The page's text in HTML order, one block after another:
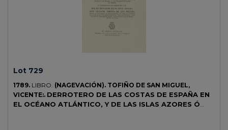
Lot 729
1789. LIBRO. (NAGEVACIÓN). TOFIÑO DE SAN MIGUEL,
VICENTE:. DERROTERO DE LAS COSTAS DE ESPAÑA EN
EL OCÉANO ATLÁNTICO, Y DE LAS ISLAS AZORES Ó